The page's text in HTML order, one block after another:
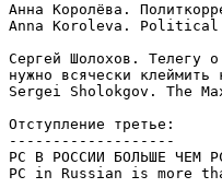
Анна Королёва.
Anna Koroleva.
Сергей Шолохов. Телегу
нужно всячески клеймить
Sergei Sholokgov. The
Отступление третье:
-------------------
РС В РОССИИ БОЛЬШЕ ЧЕМ
PC in Russian is more